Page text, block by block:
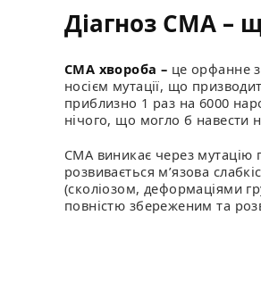
Діагноз СМА –
СМА хвороба – це орфанне
носієм мутації, що
приблизно 1 раз на 6000
нічого, що могло б навести
СМА виникає через мутацію
розвивається м’язова
(сколіозом, деформаціями
повністю збереженим та